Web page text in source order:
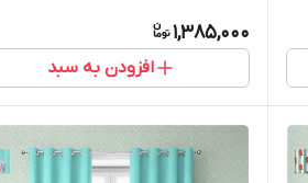
1,385,000
افزودن به سبد